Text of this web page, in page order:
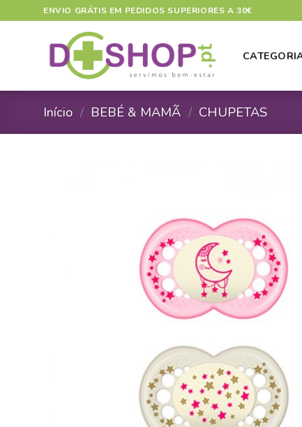
to
ENVIO GRÁTIS EM PEDIDOS SUPERIORES A 30€
Início / BEBÉ & MAMÃ / CHUPETAS